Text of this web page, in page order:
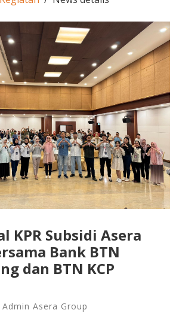
KPR Subsidi Asera
Bank BTN
dan BTN KCP
Admin Asera Group